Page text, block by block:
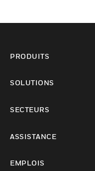
PRODUITS
SOLUTIONS
SECTEURS
ASSISTANCE
EMPLOIS